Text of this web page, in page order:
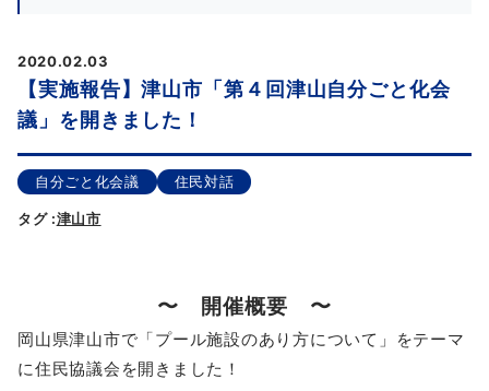
2020.02.03
【実施報告】津山市「第４回津山自分ごと化会
議」を開きました！
自分ごと化会議 住民対話
タグ :津山市
〜 開催概要 〜
岡山県津山市で「プール施設のあり方について」をテーマ
に住民協議会を開きました！